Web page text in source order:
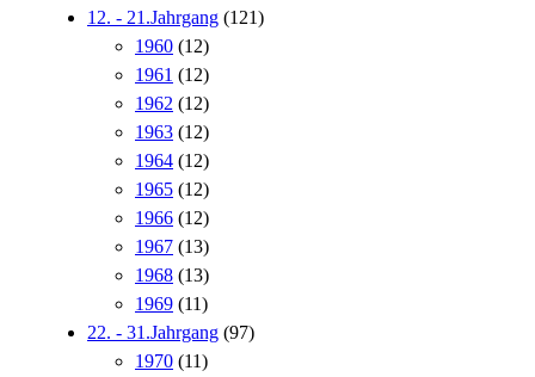
12. - 21.Jahrgang (121)
1960 (12)
1961 (12)
1962 (12)
1963 (12)
1964 (12)
1965 (12)
1966 (12)
1967 (13)
1968 (13)
1969 (11)
22. - 31.Jahrgang (97)
1970 (11)